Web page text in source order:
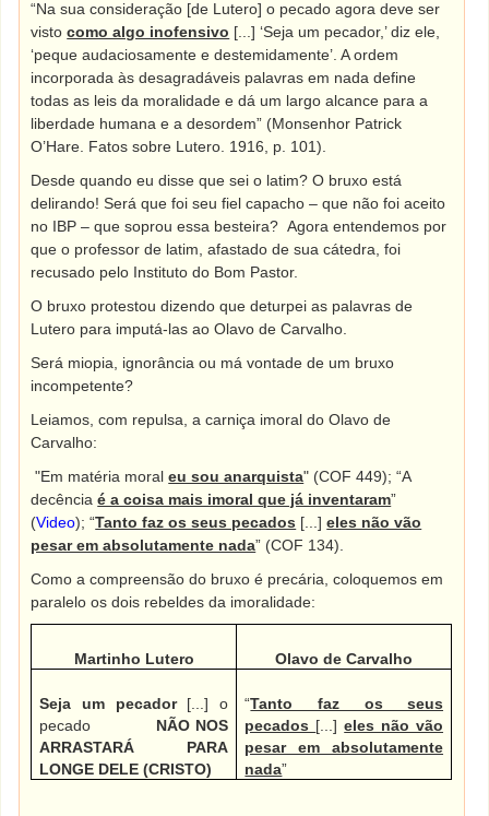
“Na sua consideração [de Lutero] o pecado agora deve ser
vistocomo algo inofensivo [...] ‘Seja um pecador,’ diz ele,
‘peque audaciosamente e destemidamente’. A ordem
incorporada às desagradáveis palavras em nada define
todas as leis da moralidade e dá um largo alcance para a
liberdade humana e a desordem” (Monsenhor Patrick
O’Hare. Fatos sobre Lutero. 1916, p. 101).
Desde quando eu disse que sei o latim? O bruxo está
delirando! Será que foi seu fiel capacho – que não foi aceito
no IBP – que soprou essa besteira? Agora entendemos por
que o professor de latim, afastado de sua cátedra, foi
recusado pelo Instituto do Bom Pastor.
O bruxo protestou dizendo que deturpei as palavras de
Lutero para imputá-las ao Olavo de Carvalho.
Será miopia, ignorância ou má vontade de um bruxo
incompetente?
Leiamos, com repulsa, a carniça imoral do Olavo de
Carvalho:
"Em matéria moraleu sou anarquista" (COF 449); “A
decênciaé a coisa mais imoral que já inventaram”
(Video); “Tanto faz os seus pecados [...]eles não vão
pesar em absolutamente nada” (COF 134).
Como a compreensão do bruxo é precária, coloquemos em
paralelo os dois rebeldes da imoralidade:
Martinho Lutero Olavo de Carvalho
Seja um pecador[...] o
pecado
NÃO NOS
ARRASTARÁ PARA
LONGE DELE (CRISTO)
“Tanto faz os seus
pecados [...]eles não vão
pesar em absolutamente
nada”